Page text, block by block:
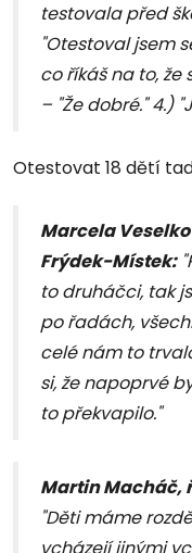
testovala před
"Otestoval jsem
co říkáš na to, že
– "Že dobré." 4.)
Otestovat 18 dětí
Marcela
Frýdek-Místek:
to druháčci, tak
po řadách,
celé nám to
si, že napoprvé
to překvapilo."
Martin Macháč,
"Děti máme